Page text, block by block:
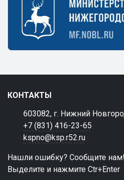
КОНТАКТЫ
603082, г. Нижний
+7 (831) 416-23-65
kspno@ksp.r52.ru
Нашли ошибку? Сообщите нам!
Выделите и нажмите Ctr+Enter